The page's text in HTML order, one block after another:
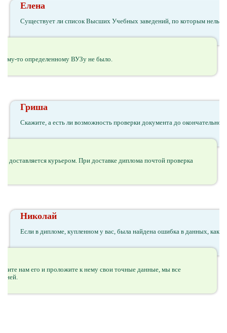
Елена
Существует ли список Высших Учебных заведений, по которым нельзя
то определенному ВУЗу не было.
Гриша
Скажите, а есть ли возможность проверки документа до
доставляется курьером. При доставке диплома почтой проверка
Николай
Если в дипломе, купленном у вас, была найдена ошибка в данных, как
нам его и проложите к нему свои точные данные, мы все